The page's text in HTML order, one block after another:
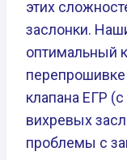
этих
заслонки.
оптимальный
перепрошивке
клапана ЕГР
вихревых
проблемы с